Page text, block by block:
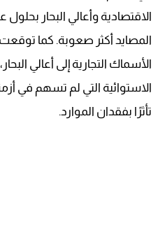
الأسماك التجارية إلى أعالي
الاستوائية التي لم تسهم في
تأثرًا بفقدان الموارد.